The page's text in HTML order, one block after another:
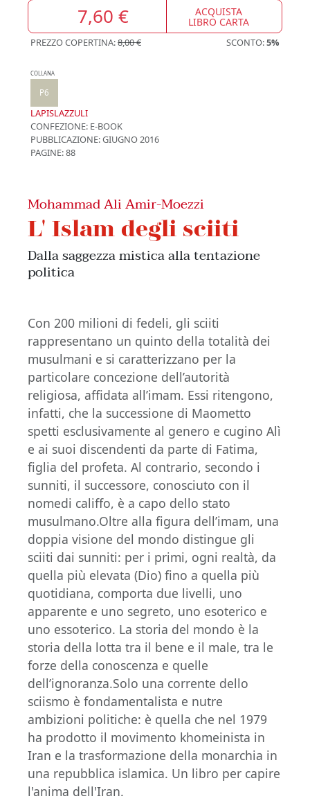
7,60 € ACQUISTA
LIBRO CARTA
PREZZO COPERTINA:8,00 € SCONTO:5%
COLLANA
P6
LAPISLAZZULI
CONFEZIONE: E-BOOK
PUBBLICAZIONE:GIUGNO 2016
PAGINE: 88
Mohammad Ali Amir-Moezzi
L' Islam degli sciiti
Dalla saggezza mistica alla tentazione
politica
Con 200 milioni di fedeli, gli sciiti
rappresentano un quinto della totalità dei
musulmani e si caratterizzano per la
particolare concezione dell’autorità
religiosa, affidata all’imam. Essi ritengono,
infatti, che la successione di Maometto
spetti esclusivamente al genero e cugino Alì
e ai suoi discendenti da parte di Fatima,
figlia del profeta. Al contrario, secondo i
sunniti, il successore, conosciuto con il
nomedi califfo, è a capo dello stato
musulmano.Oltre alla figura dell’imam, una
doppia visione del mondo distingue gli
sciiti dai sunniti: per i primi, ogni realtà, da
quella più elevata (Dio) fino a quella più
quotidiana, comporta due livelli, uno
apparente e uno segreto, uno esoterico e
uno essoterico. La storia del mondo è la
storia della lotta tra il bene e il male, tra le
forze della conoscenza e quelle
dell’ignoranza.Solo una corrente dello
sciismo è fondamentalista e nutre
ambizioni politiche: è quella che nel 1979
ha prodotto il movimento khomeinista in
Iran e la trasformazione della monarchia in
una repubblica islamica. Un libro per capire
l'anima dell'Iran.